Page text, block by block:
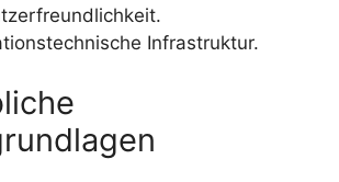
Infrastruktur.